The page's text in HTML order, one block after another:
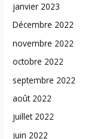
janvier 2023
Décembre 2022
novembre 2022
octobre 2022
septembre 2022
août 2022
juillet 2022
juin 2022